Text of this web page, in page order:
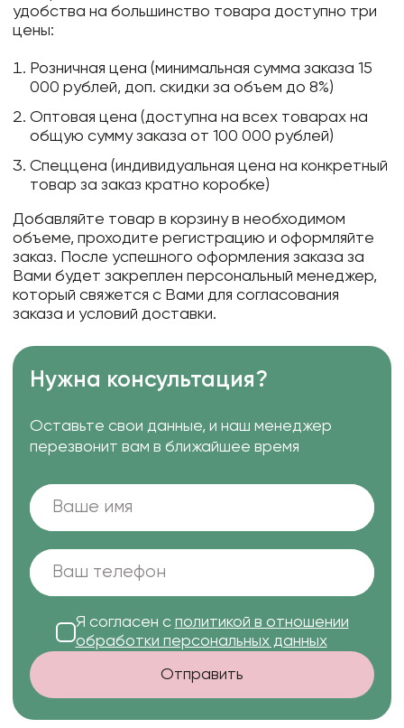
удобства на большинство товара доступно три
цены:
Розничная цена (минимальная сумма заказа 15
000 рублей, доп. скидки за объем до 8%)
Оптовая цена (доступна на всех товарах на
общую сумму заказа от 100 000 рублей)
Спеццена (индивидуальная цена на конкретный
товар за заказ кратно коробке)
Добавляйте товар в корзину в необходимом
объеме, проходите регистрацию и оформляйте
заказ. После успешного оформления заказа за
Вами будет закреплен персональный менеджер,
который свяжется с Вами для согласования
заказа и условий доставки.
Нужна консультация?
Оставьте свои данные, и наш менеджер
перезвонит вам в ближайшее время
Я согласен с политикой в отношении
обработки персональных данных
Отправить